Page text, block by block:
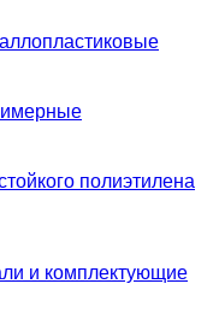
полиэтилена
и комплектующие